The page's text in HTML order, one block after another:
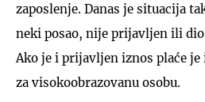
zaposlenje. Danas je situacija
neki posao, nije prijavljen ili dio
Ako je i prijavljen iznos plaće
za visokoobrazovanu osobu.